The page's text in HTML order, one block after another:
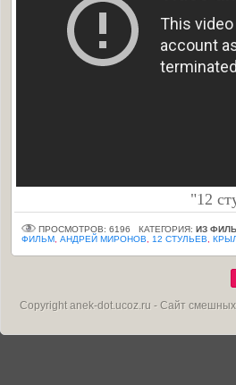
"12
ПРОСМОТРОВ: 6196 КАТЕГОРИЯ: ИЗ
ФИЛЬМ АНДРЕЙ МИРОНОВ 12 СТУЛЬЕВ
Copyrightanek-dot.ucoz.ru - Сайт смешных